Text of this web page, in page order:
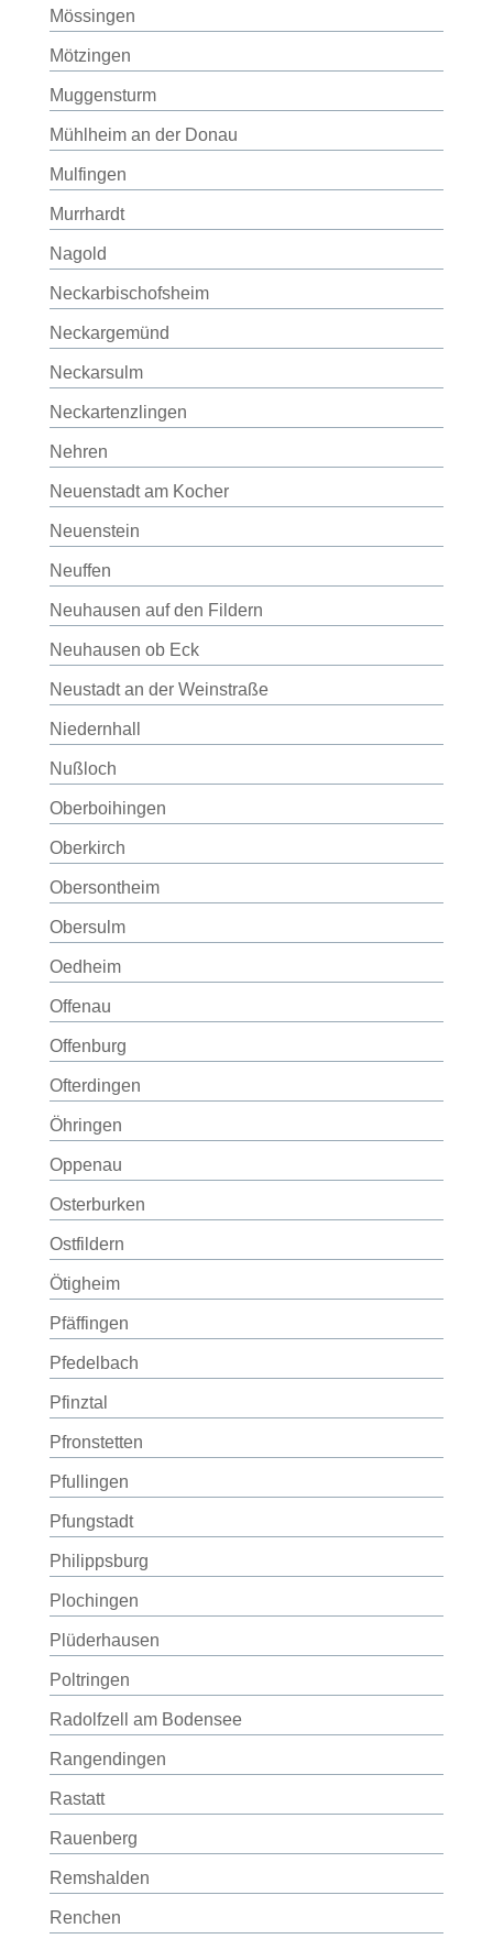
Mössingen
Mötzingen
Muggensturm
Mühlheim an der Donau
Mulfingen
Murrhardt
Nagold
Neckarbischofsheim
Neckargemünd
Neckarsulm
Neckartenzlingen
Nehren
Neuenstadt am Kocher
Neuenstein
Neuffen
Neuhausen auf den Fildern
Neuhausen ob Eck
Neustadt an der Weinstraße
Niedernhall
Nußloch
Oberboihingen
Oberkirch
Obersontheim
Obersulm
Oedheim
Offenau
Offenburg
Ofterdingen
Öhringen
Oppenau
Osterburken
Ostfildern
Ötigheim
Pfäffingen
Pfedelbach
Pfinztal
Pfronstetten
Pfullingen
Pfungstadt
Philippsburg
Plochingen
Plüderhausen
Poltringen
Radolfzell am Bodensee
Rangendingen
Rastatt
Rauenberg
Remshalden
Renchen